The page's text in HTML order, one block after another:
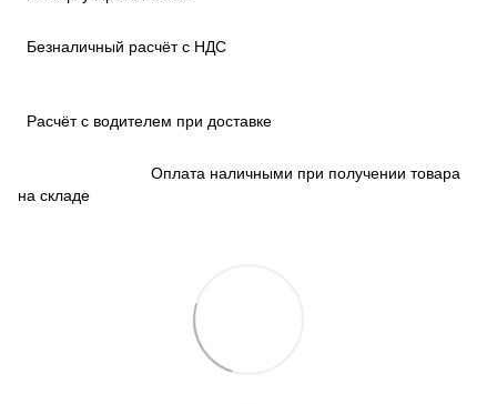
Безналичный расчёт с НДС
Расчёт с водителем при доставке
Оплата наличными при получении товара
на складе